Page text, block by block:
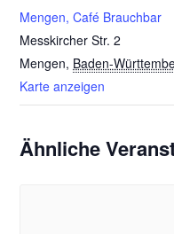
Mengen, Café Brauchbar
Messkircher Str. 2
Mengen, Baden-
Karte anzeigen
Ähnliche